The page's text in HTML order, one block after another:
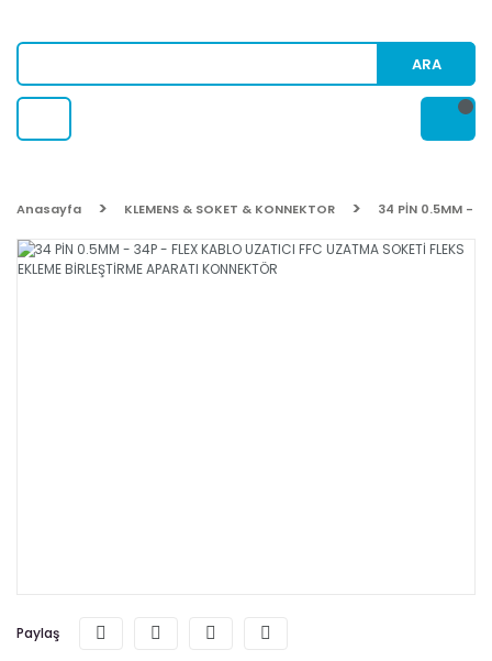
ARA
Anasayfa KLEMENS & SOKET & KONNEKTOR 34 PİN 0.5MM -
Paylaş